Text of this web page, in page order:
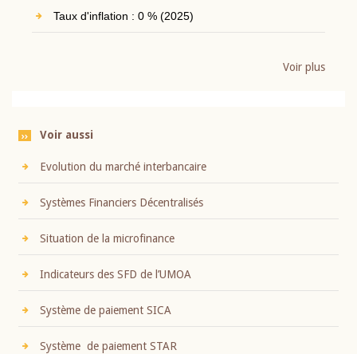
Taux d'inflation : 0 % (2025)
Voir plus
Voir aussi
Evolution du marché interbancaire
Systèmes Financiers Décentralisés
Situation de la microfinance
Indicateurs des SFD de l’UMOA
Système de paiement SICA
Système de paiement STAR